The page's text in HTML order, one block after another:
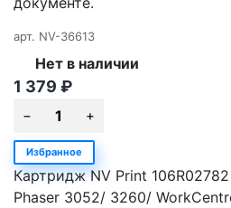
арт. NV-36613
Нет в наличии
1 379 ₽
Избранное
Картридж NV Print
Phaser 3052/ 3260/